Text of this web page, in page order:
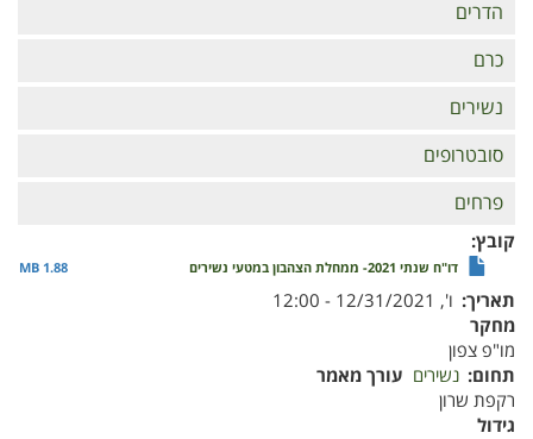
הדרים
כרם
נשירים
סובטרופים
פרחים
קובץ
דו"ח שנתי 2021- ממחלת הצהבון במטעי נשירים 1.88 MB
תאריך ו', 12/31/2021 - 12:00
מחקר
מו"פ צפון
תחום נשירים עורך מאמר
רקפת שרון
גידול